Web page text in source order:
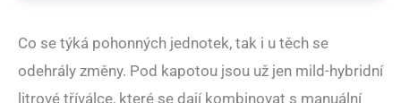
Co se týká pohonných jednotek, tak i u těch se
odehrály změny. Pod kapotou jsou už jen mild-hybridní
litrové tříválce, které se dají kombinovat s manuální